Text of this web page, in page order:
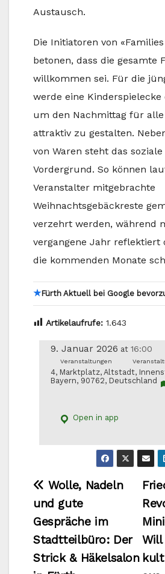
Austausch.
Die Initiatoren von
betonen, dass die gesamte
willkommen sei. Für die
werde eine Kinderspielecke
um den Nachmittag für
attraktiv zu gestalten.
von Waren steht das
Vordergrund. So können
Veranstalter mitgebrachte
Weihnachtsgebäckreste
verzehrt werden, während
vergangene Jahr reflektiert
die kommenden Monate
★Fürth Aktuell bei Google
Artikelaufrufe: 1.643
9. Januar 2026 at 16:00
Veranstaltungen
4, Marktplatz, Altstadt,
Bayern, 90762, Deutschland
Open in app
Wolle, Nadeln
und gute
Gespräche im
Stadtteilbüro: Der
Strick & Häkelsalon